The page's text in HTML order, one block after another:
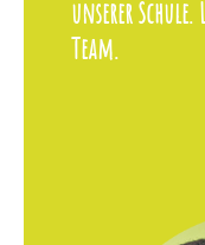
unserer
Team.